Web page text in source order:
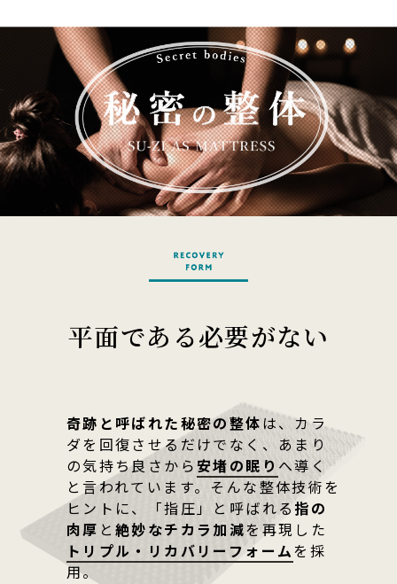
平面である必要がない
奇跡と呼ばれた秘密の整体は、カラ
ダを回復させるだけでなく、あまり
の気持ち良さから安堵の眠り へ導く
と言われています。そんな整体技術を
ヒントに、「指圧」と呼ばれる指の
肉厚 と絶妙なチカラ加減を再現した
トリプル・リカバリーフォームを採
用。